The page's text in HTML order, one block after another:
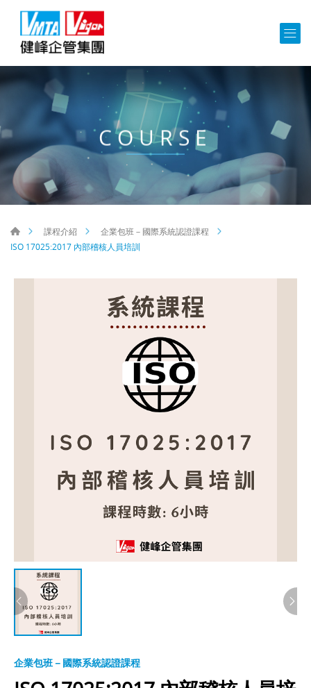
COURSE
課程介紹
企業包班－國際系統認證課程
ISO 17025:2017 內部稽核人員培訓
企業包班－國際系統認證課程